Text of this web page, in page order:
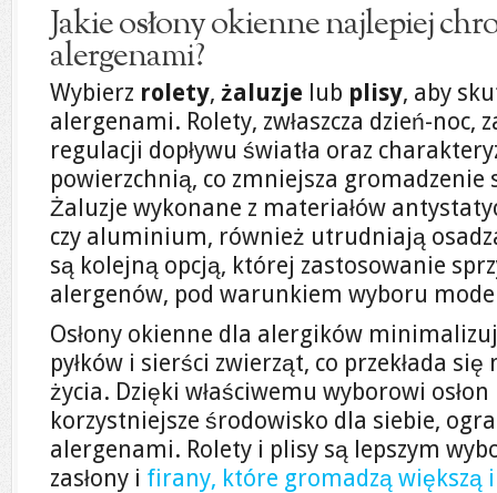
Jakie osłony okienne najlepiej
alergenami?
Wybierz rolety, żaluzje lub plisy, aby
alergenami. Rolety, zwłaszcza dzień-noc,
regulacji dopływu światła oraz
powierzchnią, co zmniejsza gromadzenie
Żaluzje wykonane z materiałów
czy aluminium, również utrudniają
są kolejną opcją, której zastosowanie
alergenów, pod warunkiem wyboru
Osłony okienne dla alergików
pyłków i sierści zwierząt, co przekłada
życia. Dzięki właściwemu wyborowi
korzystniejsze środowisko dla siebie,
alergenami. Rolety i plisy są lepszym
zasłony i firany, które gromadzą większą